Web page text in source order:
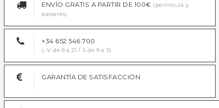
ENVÍO GRATIS A PARTIR DE 100€ (península y
baleares)
+34 652 546 700
L-V de 8 a 21 / S de 9 a 15
GARANTÍA DE SATISFACCIÓN